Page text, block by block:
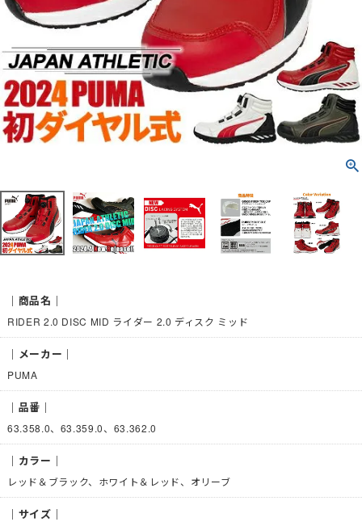
｜商品名｜
RIDER 2.0 DISC MID ライダー 2.0 ディスク ミッド
｜メーカー｜
PUMA
｜品番｜
63.358.0、63.359.0、63.362.0
｜カラー｜
レッド＆ブラック、ホワイト＆レッド、オリーブ
｜サイズ｜